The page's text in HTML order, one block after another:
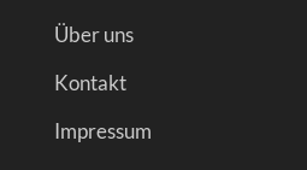
Über uns
Kontakt
Impressum